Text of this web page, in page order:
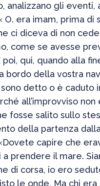
analizzano gli eventi,
O. era imam, prima di
ci diceva di non
come se avesse
qui, quando alla
bordo della vostra
detto o è caduto
all’improvviso non
fosse salito sullo
della partenza
capire che
a prendere il mare.
di corsa, io ero
le onde. Ma chi era